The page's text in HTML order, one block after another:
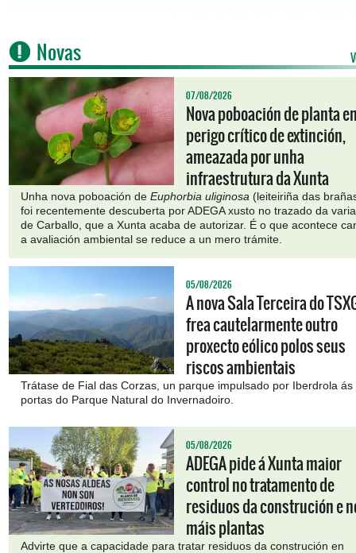
Novas
07/08/2026
Nova poboación de planta
perigo crítico de extinción,
ameazada por unha
infraestrutura da Xunta
Unha nova poboación de Euphorbia uliginosa (leiteiriña das
foi recentemente descuberta por ADEGA xusto no trazado da
de Carballo, que a Xunta acaba de autorizar. É o que acontece
a avaliación ambiental se reduce a un mero trámite.
05/08/2026
A nova Sala Terceira do
frea cautelarmente outro
proxecto eólico polos seus
riscos ambientais
Trátase de Fial das Corzas, un parque impulsado por Iberdrola ás
portas do Parque Natural do Invernadoiro.
05/08/2026
ADEGA pide á Xunta maior
control no tratamento de
residuos da construción e
máis plantas
Advirte que a capacidade para tratar residuos da construción en